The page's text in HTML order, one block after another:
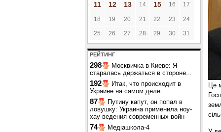
11
12 13 14 15 16 17
18 19 20 21 22 23 24
25 26 27 28 29 30 31
РЕЙТИНГ
298
Москвичка в Киеве: Я
старалась держаться в стороне...
192
Итак, что происходит в
Украине на самом деле
87
Путину капут, он попал в
ловушку: Украина применила ноу-
хау ведения современных войн
74 Медіашкола-4
Це